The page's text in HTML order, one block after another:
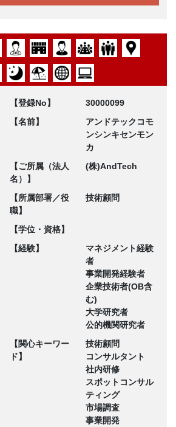
【登録No】
30000099
【名前】
アンドテックコモ
ンシンキセンモン
カ
【ご所属（法人
名）】
(株)AndTech
【所属部署／役
職】
技術顧問
【学位・資格】
【経験】
マネジメント経験
者
事業開発経験者
企業技術者(OB含
む)
大学研究者
公的機関研究者
【関心キーワー
ド】
技術顧問
コンサルタント
社内研修
スポットコンサル
ティング
市場調査
事業開発